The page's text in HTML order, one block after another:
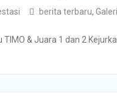
berita terbaru,
& Juara 1 dan 2